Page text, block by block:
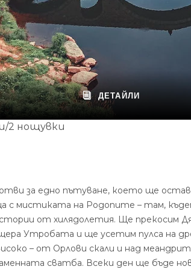
ДЕТАЙЛИ
2 нощувки
за едно пътуване, което ще
с мистиката на Родопите – там,
от хилядолетия. Ще прекосим
Утробата и ще усетим пулса на
– от Орлови скали и над
сватба. Всеки ден ще бъде